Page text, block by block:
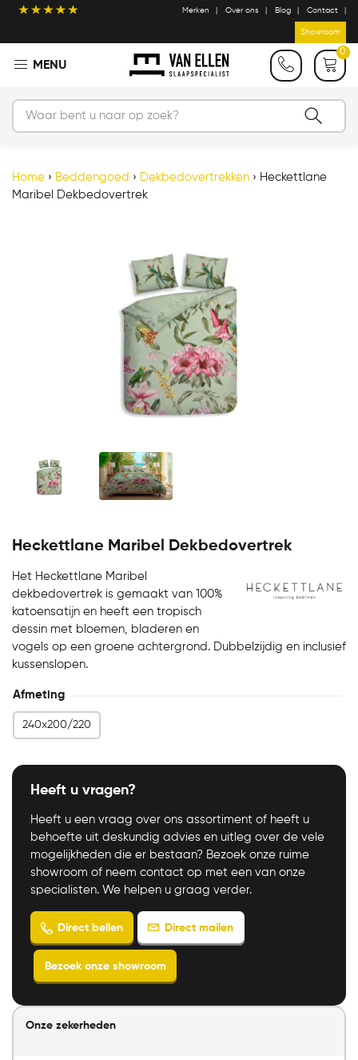
Merken Over ons Blog Contact
Showroom
0
Home › Beddengoed › Dekbedovertrekken › Heckettlane
Maribel Dekbedovertrek
Heckettlane Maribel Dekbedovertrek
Het Heckettlane Maribel
dekbedovertrek is gemaakt van 100%
katoensatijn en heeft een tropisch
dessin met bloemen, bladeren en
vogels op een groene achtergrond. Dubbelzijdig en inclusief
kussenslopen.
Afmeting
240x200/220
Heeft u vragen?
Heeft u een vraag over ons assortiment of heeft u
behoefte uit deskundig advies en uitleg over de vele
mogelijkheden die er bestaan? Bezoek onze ruime
showroom of neem contact op met een van onze
specialisten. We helpen u graag verder.
Direct bellen
Onze zekerheden